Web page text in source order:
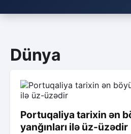
Dünya
Portuqaliya tarixin ən
yanğınları ilə üz-üzədir